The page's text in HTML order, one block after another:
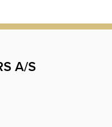
A/S